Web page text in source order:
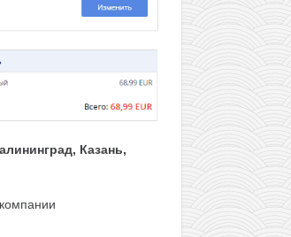
Казань,